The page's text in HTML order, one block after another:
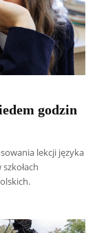
godzin
lekcji języka